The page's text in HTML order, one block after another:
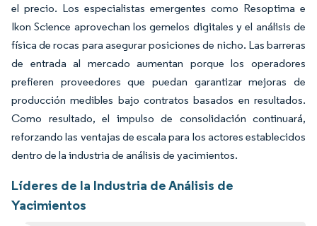
el precio. Los especialistas emergentes como Resoptima e
Ikon Science aprovechan los gemelos digitales y el análisis de
física de rocas para asegurar posiciones de nicho. Las barreras
de entrada al mercado aumentan porque los operadores
prefieren proveedores que puedan garantizar mejoras de
producción medibles bajo contratos basados en resultados.
Como resultado, el impulso de consolidación continuará,
reforzando las ventajas de escala para los actores establecidos
dentro de la industria de análisis de yacimientos.
Líderes de la Industria de Análisis de
Yacimientos